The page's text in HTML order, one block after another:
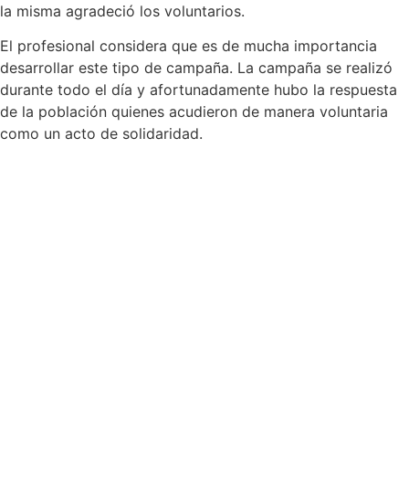
la misma agradeció los voluntarios.
El profesional considera que es de mucha importancia
desarrollar este tipo de campaña. La campaña se realizó
durante todo el día y afortunadamente hubo la respuesta
de la población quienes acudieron de manera voluntaria
como un acto de solidaridad.